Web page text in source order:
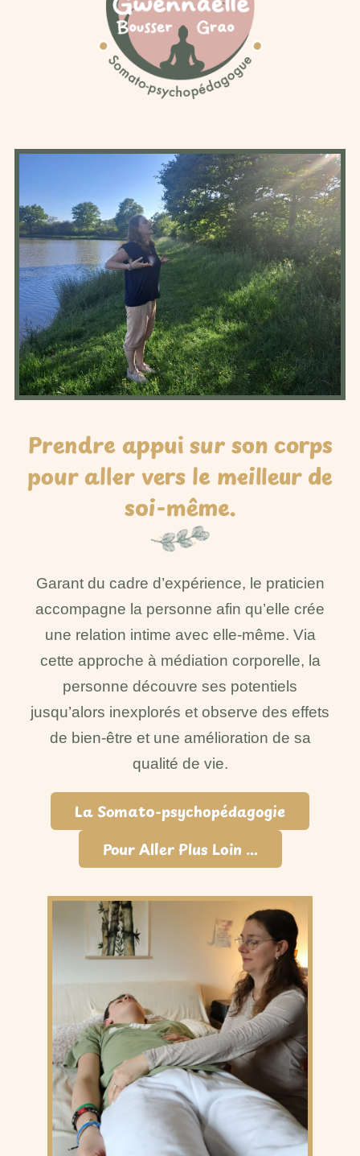
Prendre appui sur son corps
pour aller vers le meilleur de
soi-même.
Garant du cadre d’expérience, le praticien
accompagne la personne afin qu’elle crée
une relation intime avec elle-même. Via
cette approche à médiation corporelle, la
personne découvre ses potentiels
jusqu’alors inexplorés et observe des effets
de bien-être et une amélioration de sa
qualité de vie.
La Somato-psychopédagogie
Pour Aller Plus Loin ...